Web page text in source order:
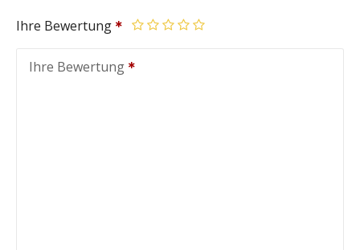
Ihre Bewertung
Ihre Bewertung